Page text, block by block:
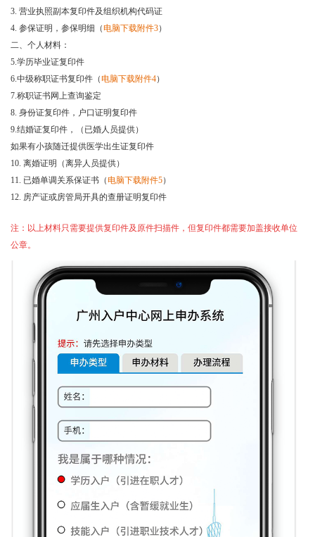
3. 营业执照副本复印件及组织机构代码证
4. 参保证明，参保明细（电脑下载附件3）
二、 个人材料：
5.学历毕业证复印件
6.中级称职证书复印件（电脑下载附件4）
7.称职证书网上查询鉴定
8. 身份证复印件，户口证明复印件
9.结婚证复印件，（已婚人员提供）
如果有小孩随迁提供医学出生证复印件
10. 离婚证明（离异人员提供）
11. 已婚单调关系保证书（电脑下载附件5）
12. 房产证或房管局开具的查册证明复印件
注：以上材料只需要提供复印件及原件扫描件，但复印件都需要加盖接收单位
公章。